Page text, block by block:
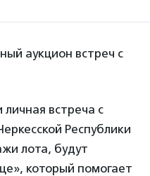
аукцион встреч с
встреча с
Республики
лота, будут
который помогает